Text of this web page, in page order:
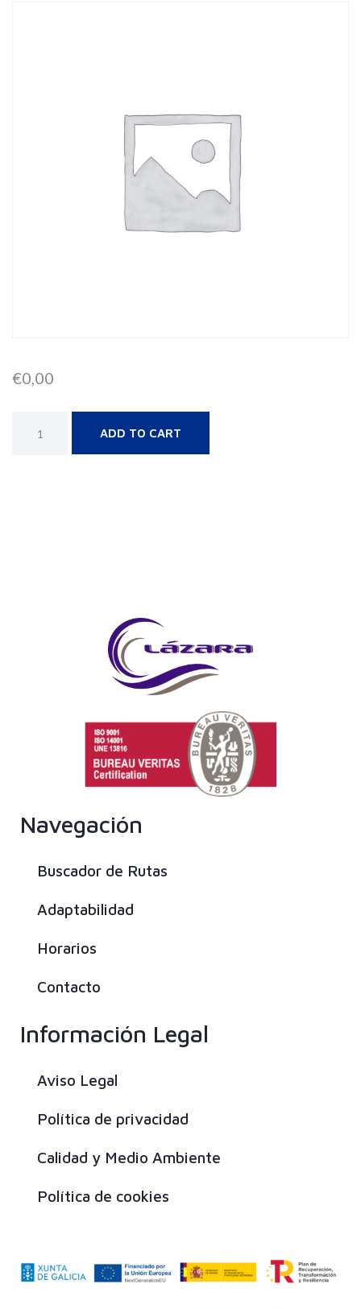
€0,00
ADD TO CART
Navegación
Buscador de Rutas
Adaptabilidad
Horarios
Contacto
Información Legal
Aviso Legal
Política de privacidad
Calidad y Medio Ambiente
Política de cookies